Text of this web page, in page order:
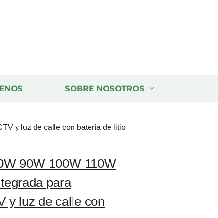
SOBRE NOSOTROS
y luz de calle con batería de litio
90W 100W 110W
para
y luz de calle con